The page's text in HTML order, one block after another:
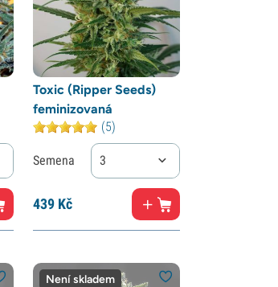
Toxic (Ripper Seeds)
feminizovaná
(5)
Semena 3
439Kč
Není skladem